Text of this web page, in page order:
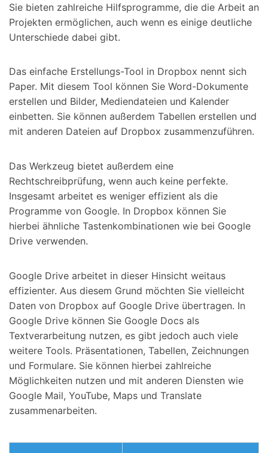
Sie bieten zahlreiche Hilfsprogramme, die die Arbeit an
Projekten ermöglichen, auch wenn es einige deutliche
Unterschiede dabei gibt.
Das einfache Erstellungs-Tool in Dropbox nennt sich
Paper. Mit diesem Tool können Sie Word-Dokumente
erstellen und Bilder, Mediendateien und Kalender
einbetten. Sie können außerdem Tabellen erstellen und
mit anderen Dateien auf Dropbox zusammenzuführen.
Das Werkzeug bietet außerdem eine
Rechtschreibprüfung, wenn auch keine perfekte.
Insgesamt arbeitet es weniger effizient als die
Programme von Google. In Dropbox können Sie
hierbei ähnliche Tastenkombinationen wie bei Google
Drive verwenden.
Google Drive arbeitet in dieser Hinsicht weitaus
effizienter. Aus diesem Grund möchten Sie vielleicht
Daten von Dropbox auf Google Drive übertragen. In
Google Drive können Sie Google Docs als
Textverarbeitung nutzen, es gibt jedoch auch viele
weitere Tools. Präsentationen, Tabellen, Zeichnungen
und Formulare. Sie können hierbei zahlreiche
Möglichkeiten nutzen und mit anderen Diensten wie
Google Mail, YouTube, Maps und Translate
zusammenarbeiten.